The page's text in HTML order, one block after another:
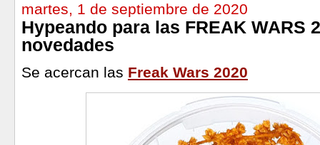
martes, 1 de septiembre de 2020
Hypeando para las FREAK WARS
novedades
Se acercan las Freak Wars 2020